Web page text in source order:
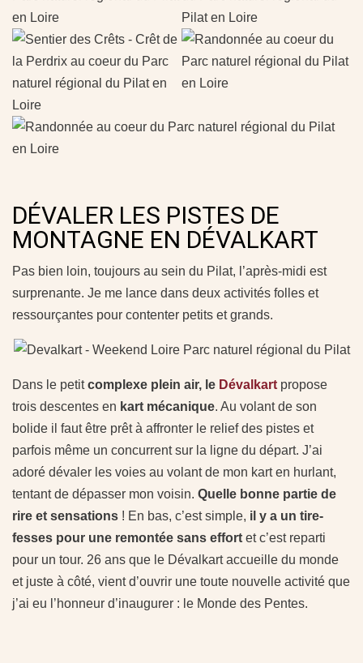
DÉVALER LES PISTES DE
MONTAGNE EN DÉVALKART
Pas bien loin, toujours au sein du Pilat, l’après-midi est
surprenante. Je me lance dans deux activités folles et
ressourçantes pour contenter petits et grands.
Dans le petitcomplexe plein air, le Dévalkart propose
trois descentes en kart mécanique. Au volant de son
bolide il faut être prêt à affronter le relief des pistes et
parfois même un concurrent sur la ligne du départ. J’ai
adoré dévaler les voies au volant de mon kart en hurlant,
tentant de dépasser mon voisin. Quelle bonne partie de
rire et sensations ! En bas, c’est simple, il y a un tire-
fesses pour une remontée sans effort et c’est reparti
pour un tour. 26 ans que le Dévalkart accueille du monde
et juste à côté, vient d’ouvrir une toute nouvelle activité que
j’ai eu l’honneur d’inaugurer : le Monde des Pentes.